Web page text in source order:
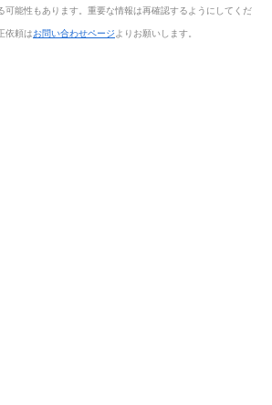
可能性もあります。重要な情報は再確認するようにしてくだ
依頼はお問い合わせページ よりお願いします。